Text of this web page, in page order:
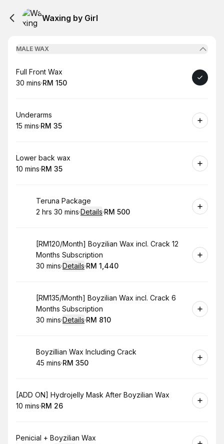
Waxing by Girl
MALE WAX
Book
Full Front Wax
.Duration
30 mins·
.Price:
RM 150
Book
Underarms
.Duration :
15 mins·
.Price
RM 35
Book
Lower back wax
.Duration :
10 mins·
.Price
RM 35
Book
Teruna Package
. Duration:
2 hrs 30 mins·Details·
.Price:
RM 500
Book
[RM120/Month] Boyzilian Wax incl. Crack 12
Months Subscription
.Duration:
30 mins·Details·
.Price:
RM 1,440
Book
[RM135/Month] Boyzilian Wax incl. Crack 6
Months Subscription
.Duration:
30 mins·Details·
.Price:
RM 810
Book
Boyzillian Wax Including Crack
.Duration
45 mins·
.Price:
RM 350
Book
[ADD ON] Hydrojelly Mask After Boyzilian Wax
.Duration :
10 mins·
.Price
RM 26
Book
Penicial + Boyzilian Wax